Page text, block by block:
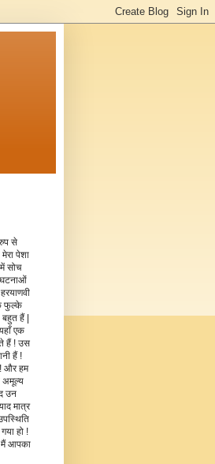
से
पेशा
सोच
घटनाओं
फुल्के
हैं |
एक
हैं ! उस
हैं !
और हम
अमूल्य
उन
मात्र
हो !
मैं आपका